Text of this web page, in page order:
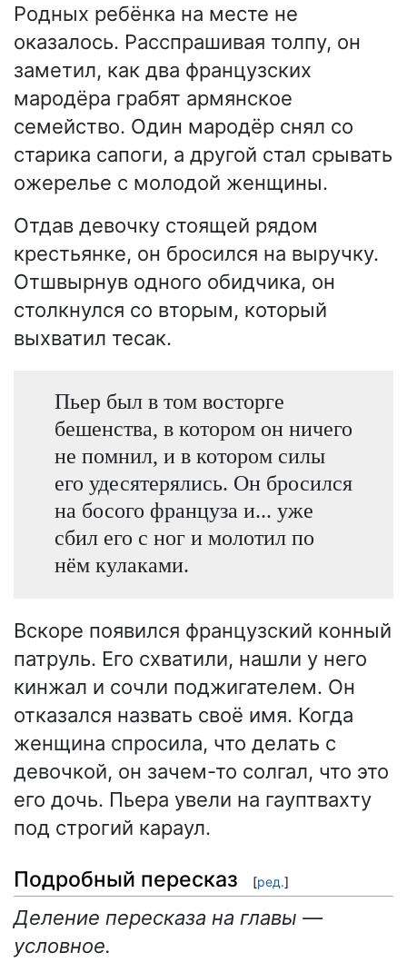
Родных ребёнка на месте не
оказалось. Расспрашивая толпу, он
заметил, как два французских
мародёра грабят армянское
семейство. Один мародёр снял со
старика сапоги, а другой стал срывать
ожерелье с молодой женщины.
Отдав девочку стоящей рядом
крестьянке, он бросился на выручку.
Отшвырнув одного обидчика, он
столкнулся со вторым, который
выхватил тесак.
Пьер был в том восторге
бешенства, в котором он ничего
не помнил, и в котором силы
его удесятерялись. Он бросился
на босого француза и... уже
сбил его с ног и молотил по
нём кулаками.
Вскоре появился французский конный
патруль. Его схватили, нашли у него
кинжал и сочли поджигателем. Он
отказался назвать своё имя. Когда
женщина спросила, что делать с
девочкой, он зачем-то солгал, что это
его дочь. Пьера увели на гауптвахту
под строгий караул.
Подробный пересказ [ред.]
Деление пересказа на главы —
условное.